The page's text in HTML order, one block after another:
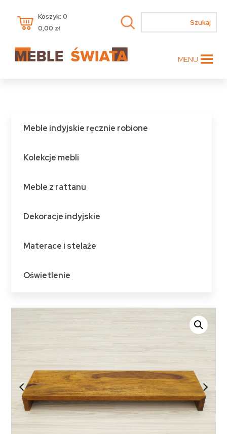
Koszyk: 0
0,00 zł
MENU
Meble indyjskie ręcznie robione
Kolekcje mebli
Meble z rattanu
Dekoracje indyjskie
Materace i stelaże
Oświetlenie